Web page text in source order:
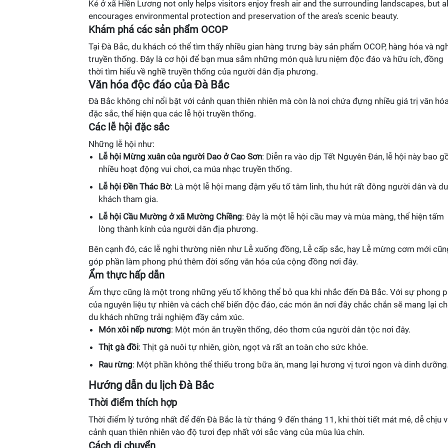
Ké ở xã Hiền Lương not only helps visitors enjoy fresh air and the surrounding landscapes, but
encourages environmental protection and preservation of the area’s scenic beauty.
Khám phá các sản phẩm OCOP
Tại Đà Bắc, du khách có thể tìm thấy nhiều gian hàng trưng bày sản phẩm OCOP, hàng hóa và
truyền thống. Đây là cơ hội để bạn mua sắm những món quà lưu niệm độc đáo và hữu ích, đồng
thời tìm hiểu về nghề truyền thống của người dân địa phương.
Văn hóa độc đáo của Đà Bắc
Đà Bắc không chỉ nổi bật với cảnh quan thiên nhiên mà còn là nơi chứa đựng nhiều giá trị văn hóa
đặc sắc, thể hiện qua các lễ hội truyền thống.
Các lễ hội đặc sắc
Những lễ hội như:
Lễ hội Mừng xuân của người Dao ở Cao Sơn: Diễn ra vào dịp Tết Nguyên Đán, lễ hội này bao
nhiều hoạt động vui chơi, ca múa nhạc truyền thống.
Lễ hội Đền Thác Bờ: Là một lễ hội mang đậm yếu tố tâm linh, thu hút rất đông người dân và du
khách tham gia.
Lễ hội Cầu Mường ở xã Mường Chiềng: Đây là một lễ hội cầu may và mùa màng, thể hiện tấm
lòng thành kính của người dân địa phương.
Bên cạnh đó, các lễ nghi thường niên như Lễ xuống đồng, Lễ cấp sắc, hay Lễ mừng cơm mới
góp phần làm phong phú thêm đời sống văn hóa của cộng đồng nơi đây.
Ẩm thực hấp dẫn
Ẩm thực cũng là một trong những yếu tố không thể bỏ qua khi nhắc đến Đà Bắc. Với sự phong
của nguyên liệu tự nhiên và cách chế biến độc đáo, các món ăn nơi đây chắc chắn sẽ mang lại
du khách những trải nghiệm đầy cảm xúc.
Món xôi nếp nương: Một món ăn truyền thống, dẻo thơm của người dân tộc nơi đây.
Thịt gà đồi: Thịt gà nuôi tự nhiên, giòn, ngọt và rất an toàn cho sức khỏe.
Rau rừng: Một phần không thể thiếu trong bữa ăn, mang lại hương vị tươi ngon và dinh dưỡng.
Hướng dẫn du lịch Đà Bắc
Thời điểm thích hợp
Thời điểm lý tưởng nhất để đến Đà Bắc là từ tháng 9 đến tháng 11, khi thời tiết mát mẻ, dễ chịu
cảnh quan thiên nhiên vào độ tươi đẹp nhất với sắc vàng của mùa lúa chín.
Cách di chuyển